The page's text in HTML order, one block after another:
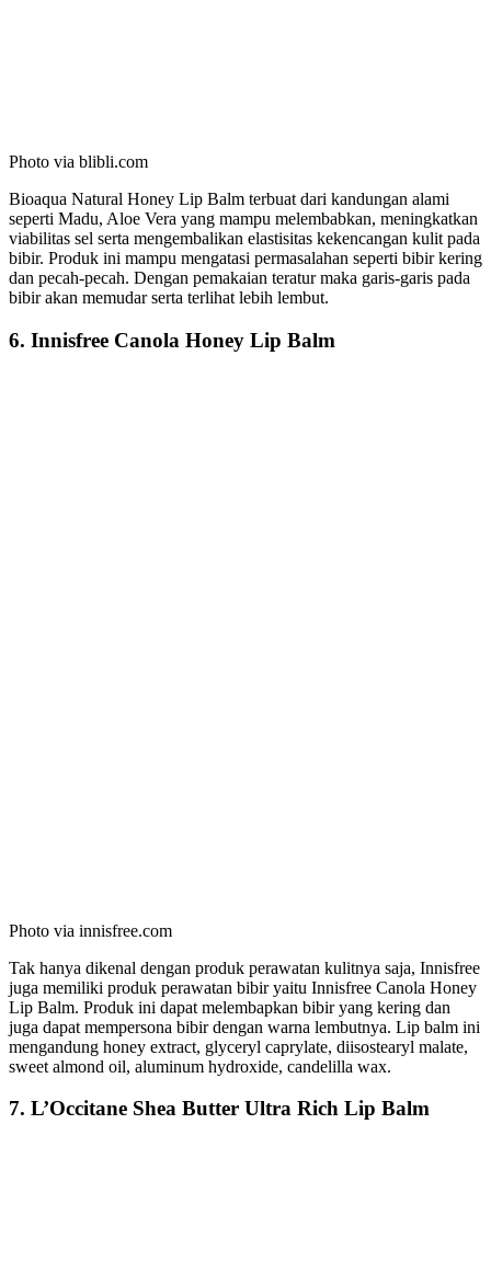
Photo via blibli.com
Bioaqua Natural Honey Lip Balm terbuat dari kandungan alami
seperti Madu, Aloe Vera yang mampu melembabkan, meningkatkan
viabilitas sel serta mengembalikan elastisitas kekencangan kulit pada
bibir. Produk ini mampu mengatasi permasalahan seperti bibir kering
dan pecah-pecah. Dengan pemakaian teratur maka garis-garis pada
bibir akan memudar serta terlihat lebih lembut.
6. Innisfree Canola Honey Lip Balm
Photo via innisfree.com
Tak hanya dikenal dengan produk perawatan kulitnya saja, Innisfree
juga memiliki produk perawatan bibir yaitu Innisfree Canola Honey
Lip Balm. Produk ini dapat melembapkan bibir yang kering dan
juga dapat mempersona bibir dengan warna lembutnya. Lip balm ini
mengandung honey extract, glyceryl caprylate, diisostearyl malate,
sweet almond oil, aluminum hydroxide, candelilla wax.
7. L’Occitane Shea Butter Ultra Rich Lip Balm